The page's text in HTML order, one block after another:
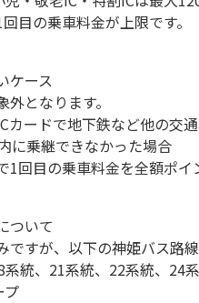
目の乗車料金が上限です。
ケース
となります。
カードで地下鉄など他の交
に乗継できなかった場合
1回目の乗車料金を全額ポ
ついて
ですが、以下の神姫バス路
系統、21系統、22系統、
プ